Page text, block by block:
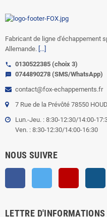
Fabricant de ligne d'échappement
Allemande. [...]
call 0130522385 (choix 3)
sms
0744890278 (SMS/WhatsApp)
contact@fox-echappements.fr
7 Rue de la Prévôté 78550
Lun.-Jeu. : 8:30-12:30/14:00-
Ven. : 8:30-12:30/14:00-16:30
NOUS SUIVRE
LETTRE D'INFORMATIONS